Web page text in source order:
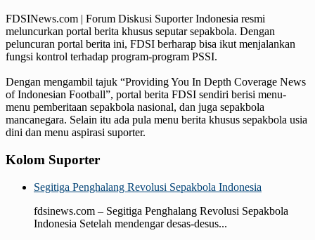
FDSINews.com | Forum Diskusi Suporter Indonesia resmi
meluncurkan portal berita khusus seputar sepakbola. Dengan
peluncuran portal berita ini, FDSI berharap bisa ikut menjalankan
fungsi kontrol terhadap program-program PSSI.
Dengan mengambil tajuk “Providing You In Depth Coverage News
of Indonesian Football”, portal berita FDSI sendiri berisi menu-
menu pemberitaan sepakbola nasional, dan juga sepakbola
mancanegara. Selain itu ada pula menu berita khusus sepakbola usia
dini dan menu aspirasi suporter.
Kolom Suporter
Segitiga Penghalang Revolusi Sepakbola Indonesia
fdsinews.com – Segitiga Penghalang Revolusi Sepakbola
Indonesia Setelah mendengar desas-desus...